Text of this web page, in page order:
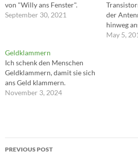
von "Willy ans Fenster".
September 30, 2021
der
hinweg
May 5,
Geldklammern
Ich schenk den Menschen
Geldklammern, damit sie sich
ans Geld klammern.
November 3, 2024
Post
PREVIOUS POST